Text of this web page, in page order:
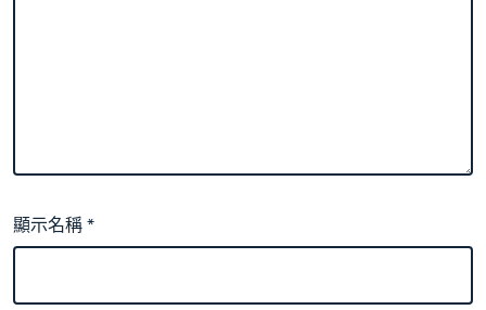
顯示名稱*